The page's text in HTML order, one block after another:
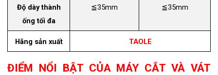
Độ dày thành
ống tối đa
≦35mm ≦35mm
Hãng sản xuất TAOLE
ĐIỂM NỔI BẬT CỦA MÁY CẮT VÀ VÁT